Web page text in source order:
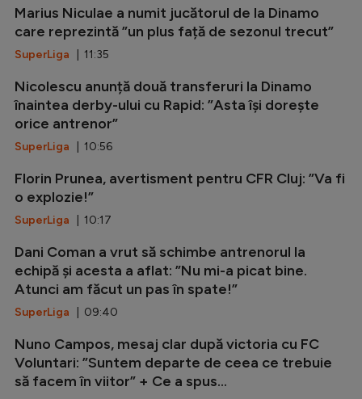
Marius Niculae a numit jucătorul de la Dinamo
care reprezintă ”un plus față de sezonul trecut”
SuperLiga | 11:35
Nicolescu anunță două transferuri la Dinamo
înaintea derby-ului cu Rapid: ”Asta își dorește
orice antrenor”
SuperLiga | 10:56
Florin Prunea, avertisment pentru CFR Cluj: ”Va fi
o explozie!”
SuperLiga | 10:17
Dani Coman a vrut să schimbe antrenorul la
echipă și acesta a aflat: ”Nu mi-a picat bine.
Atunci am făcut un pas în spate!”
SuperLiga | 09:40
Nuno Campos, mesaj clar după victoria cu FC
Voluntari: ”Suntem departe de ceea ce trebuie
să facem în viitor” + Ce a spus...